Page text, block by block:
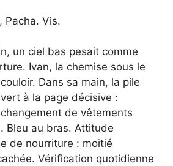
Vis.
un ciel bas pesait comme
Ivan, la chemise sous le
Dans sa main, la pile
à la page décisive :
de vêtements
Bleu au bras. Attitude
de nourriture : moitié
Vérification quotidienne